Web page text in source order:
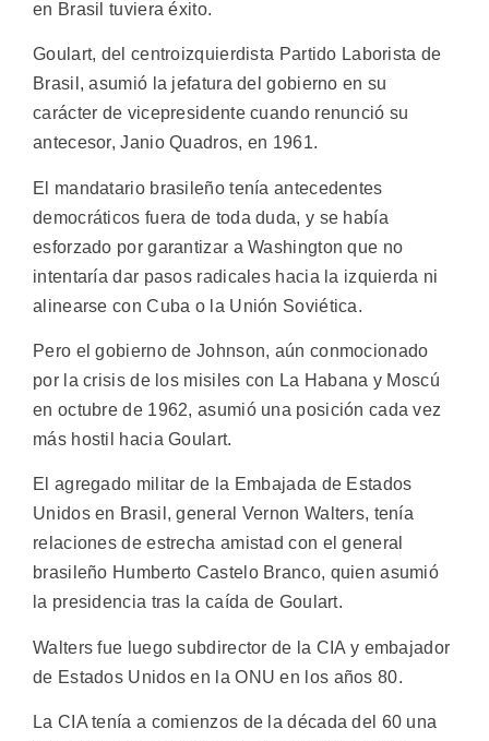
en Brasil tuviera éxito.
Goulart, del centroizquierdista Partido Laborista de
Brasil, asumió la jefatura del gobierno en su
carácter de vicepresidente cuando renunció su
antecesor, Janio Quadros, en 1961.
El mandatario brasileño tenía antecedentes
democráticos fuera de toda duda, y se había
esforzado por garantizar a Washington que no
intentaría dar pasos radicales hacia la izquierda ni
alinearse con Cuba o la Unión Soviética.
Pero el gobierno de Johnson, aún conmocionado
por la crisis de los misiles con La Habana y Moscú
en octubre de 1962, asumió una posición cada vez
más hostil hacia Goulart.
El agregado militar de la Embajada de Estados
Unidos en Brasil, general Vernon Walters, tenía
relaciones de estrecha amistad con el general
brasileño Humberto Castelo Branco, quien asumió
la presidencia tras la caída de Goulart.
Walters fue luego subdirector de la CIA y embajador
de Estados Unidos en la ONU en los años 80.
La CIA tenía a comienzos de la década del 60 una